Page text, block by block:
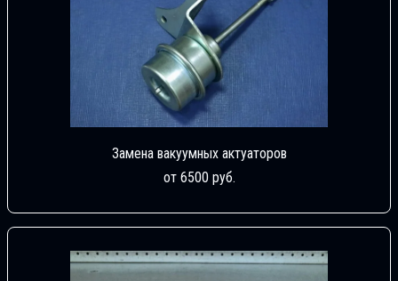
Замена вакуумных актуаторов
от 6500 руб.